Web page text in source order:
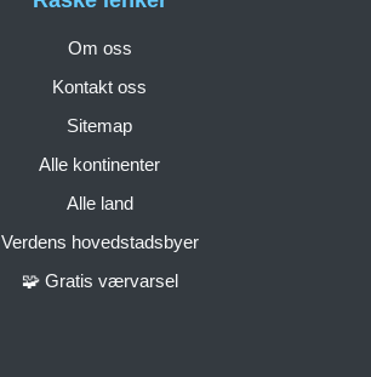
Om oss
Kontakt oss
Sitemap
Alle kontinenter
Alle land
Verdens hovedstadsbyer
🧩 Gratis værvarsel